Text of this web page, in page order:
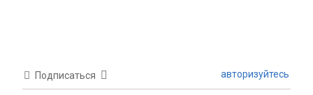
Подписаться авторизуйтесь